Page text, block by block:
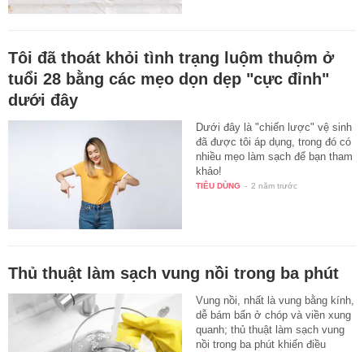
Tôi đã thoát khỏi tình trạng luộm thuộm ở
tuổi 28 bằng các mẹo dọn dẹp "cực đỉnh"
dưới đây
Dưới đây là "chiến lược" vệ sinh
đã được tôi áp dụng, trong đó có
nhiều mẹo làm sạch để bạn tham
khảo!
TIÊU DÙNG - 2 năm trước
Thủ thuật làm sạch vung nồi trong ba phút
Vung nồi, nhất là vung bằng kính,
dễ bám bẩn ở chóp và viền xung
quanh; thủ thuật làm sạch vung
nồi trong ba phút khiến điều